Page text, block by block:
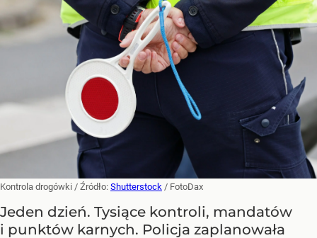
Kontrola drogówki / Źródło: Shutterstock / FotoDax
Jeden dzień. Tysiące kontroli, mandatów
i punktów karnych. Policja zaplanowała